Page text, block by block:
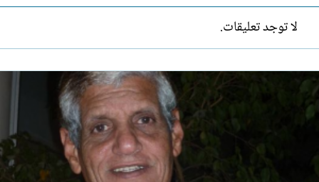
لا توجد تعليقات.